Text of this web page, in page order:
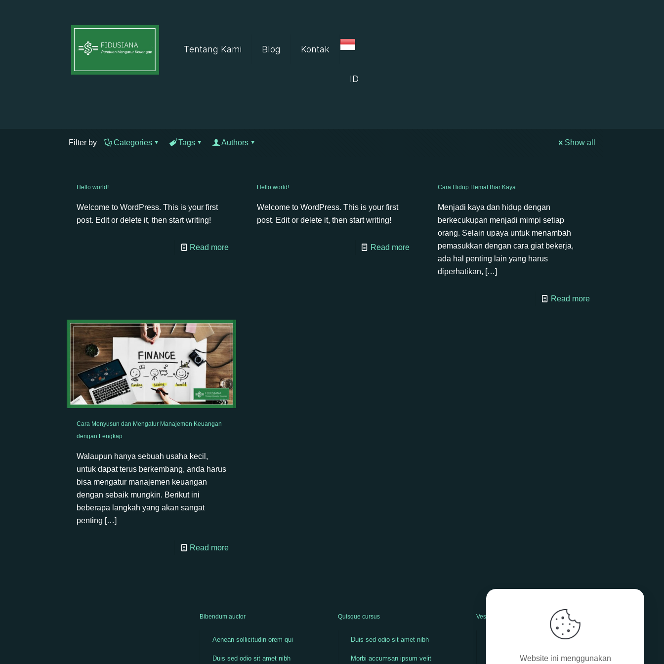
Tentang Kami Blog Kontak
ID
Filter by Categories Tags Authors Show all
Hello world!
Welcome to WordPress. This is your first
post. Edit or delete it, then start writing!
Read more
Hello world!
Welcome to WordPress. This is your first
post. Edit or delete it, then start writing!
Read more
Cara Hidup Hemat Biar Kaya
Menjadi kaya dan hidup dengan
berkecukupan menjadi mimpi setiap
orang. Selain upaya untuk menambah
pemasukkan dengan cara giat bekerja,
ada hal penting lain yang harus
diperhatikan, […]
Read more
Cara Menyusun dan Mengatur Manajemen Keuangan
dengan Lengkap
Walaupun hanya sebuah usaha kecil,
untuk dapat terus berkembang, anda harus
bisa mengatur manajemen keuangan
dengan sebaik mungkin. Berikut ini
beberapa langkah yang akan sangat
penting […]
Read more
Bibendum auctor
Aenean sollicitudin orem qui
Duis sed odio sit amet nibh
Quisque cursus
Duis sed odio sit amet nibh
Morbi accumsan ipsum velit
Vesti bulum
Class aptent taciti sociosqu
Website ini menggunakan